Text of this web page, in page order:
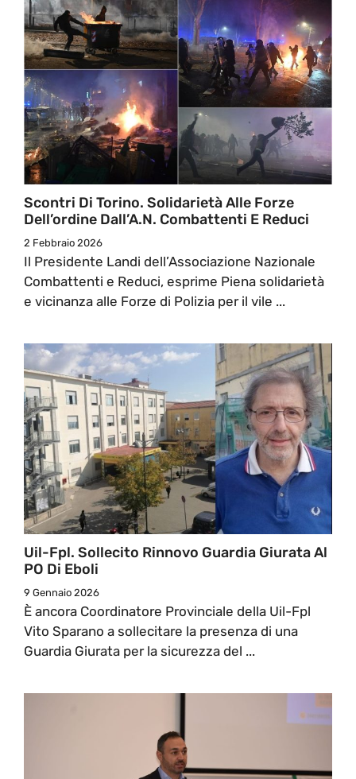
Scontri Di Torino. Solidarietà Alle Forze
Dell’ordine Dall’A.N. Combattenti E Reduci
2 Febbraio 2026
Il Presidente Landi dell’Associazione Nazionale
Combattenti e Reduci, esprime Piena solidarietà
e vicinanza alle Forze di Polizia per il vile ...
Uil-Fpl. Sollecito Rinnovo Guardia Giurata Al
PO Di Eboli
9 Gennaio 2026
È ancora Coordinatore Provinciale della Uil-Fpl
Vito Sparano a sollecitare la presenza di una
Guardia Giurata per la sicurezza del ...